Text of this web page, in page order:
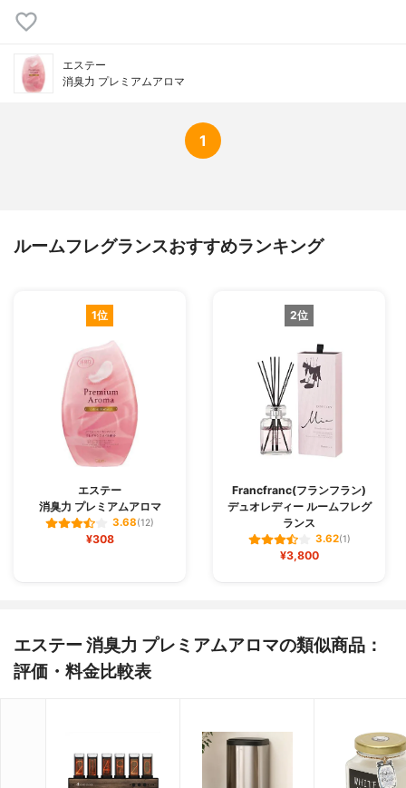
エステー
消臭力 プレミアムアロマ
1
ルームフレグランスおすすめランキング
1位
エステー
消臭力 プレミアムアロマ
3.68(12)
¥308
2位
Francfranc(フランフラン)
デュオレディー ルームフレグ
ランス
3.62(1)
¥3,800
エステー 消臭力 プレミアムアロマの類似商品：
評価・料金比較表